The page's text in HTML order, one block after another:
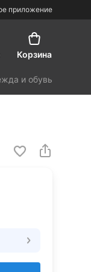
приложение
Корзина
и обувь